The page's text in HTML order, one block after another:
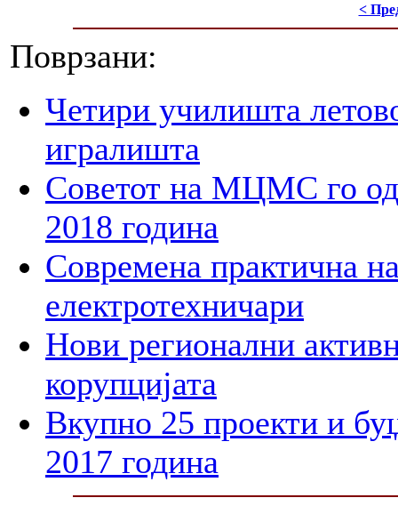
<
Поврзани:
Четири училишта
игралишта
Советот на МЦМС го
2018 година
Современа практична
електротехничари
Нови регионални
корупцијата
Вкупно 25 проекти и
2017 година